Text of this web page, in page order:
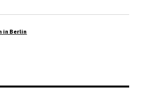
in Berlin